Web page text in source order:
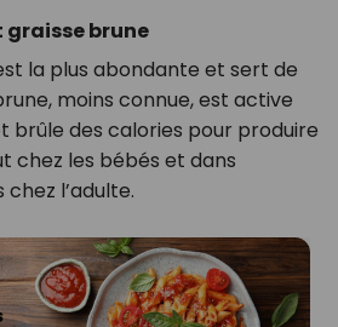
graisse brune
la plus abondante et sert de
moins connue, est active
brûle des calories pour produire
chez les bébés et dans
l’adulte.